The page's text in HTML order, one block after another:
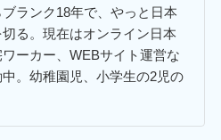
ランク18年で、やっと日本
る。現在はオンライン日本
ーカー、WEBサイト運営な
。幼稚園児、小学生の2児の